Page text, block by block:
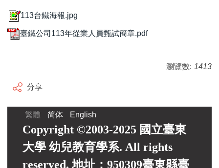
113台鐵海報.jpg
臺鐵公司113年從業人員甄試簡章.pdf
瀏覽數: 1413
分享
繁體 简体 English
Copyright ©2003-2025 國立臺東
大學 幼兒教育學系. All rights
reserved. 地址：950309臺東縣臺